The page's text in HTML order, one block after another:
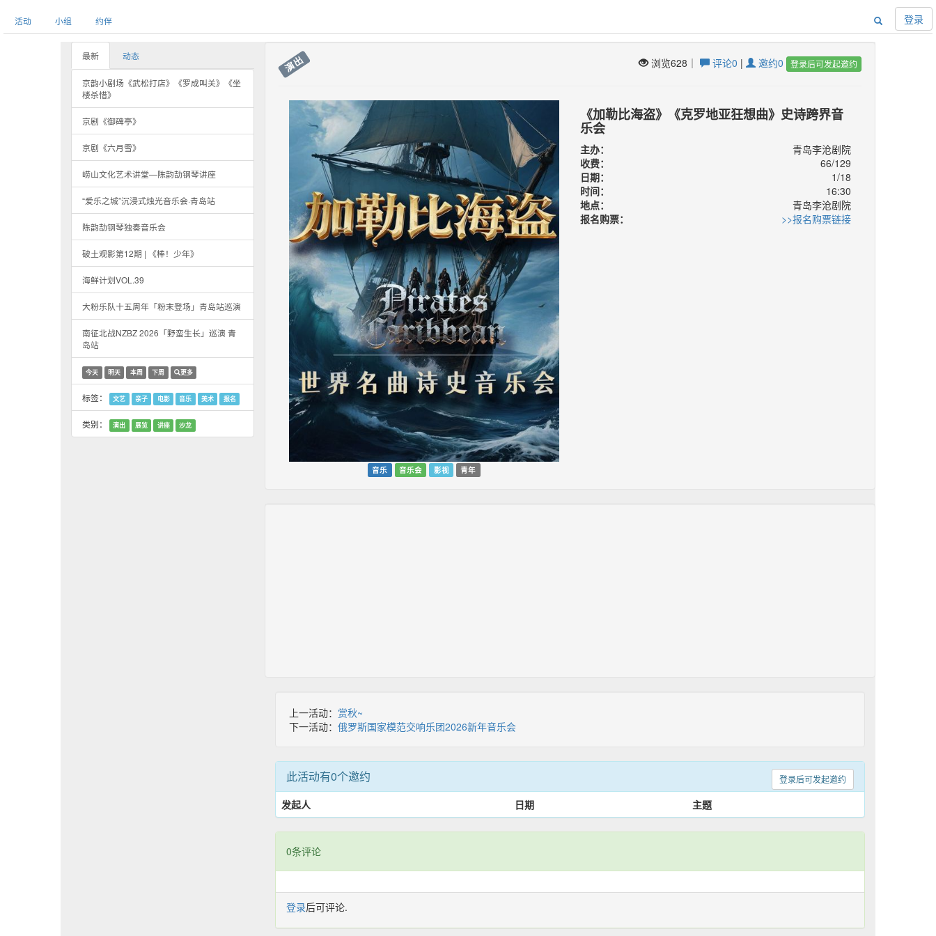
活动 小组 约伴 登录
最新 动态
京韵小剧场《武松打店》《罗成叫关》《坐
楼杀惜》
京剧《御碑亭》
京剧《六月雪》
崂山文化艺术讲堂—陈韵劼钢琴讲座
“爱乐之城”沉浸式烛光音乐会·青岛站
陈韵劼钢琴独奏音乐会
破土观影第12期 | 《棒！少年》
海鲜计划VOL.39
大粉乐队十五周年「粉末登场」青岛站巡演
南征北战NZBZ 2026「野蛮生长」巡演 青
岛站
今天 明天 本周 下周 更多
标签： 文艺 亲子 电影 音乐 美术 报名
类别： 演出 展览 讲座 沙龙
演出 浏览628｜ 评论0 | 邀约0 登录后可发起邀约
音乐 音乐会 影视 青年
《加勒比海盗》《克罗地亚狂想曲》史诗跨界音
乐会
主办：
青岛李沧剧院
收费：
66/129
日期：
1/18
时间：
16:30
地点：
青岛李沧剧院
报名购票：
>>报名购票链接
上一活动： 赏秋~
下一活动： 俄罗斯国家模范交响乐团2026新年音乐会
登录后可发起邀约
此活动有0个邀约
发起人 日期 主题
0条评论
登录后可评论.